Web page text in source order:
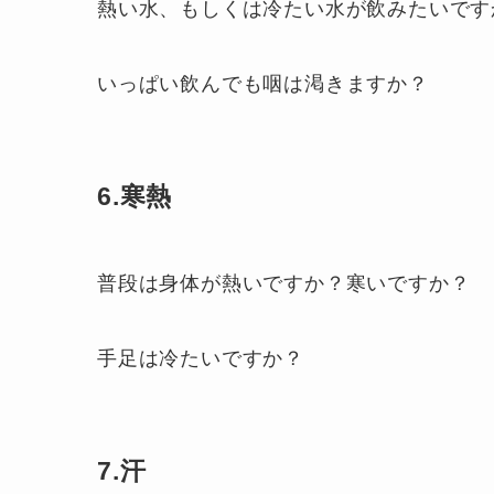
熱い水、もしくは冷たい水が飲みたいで
いっぱい飲んでも咽は渇きますか？
6.寒熱
普段は身体が熱いですか？寒いですか？
手足は冷たいですか？
7.汗